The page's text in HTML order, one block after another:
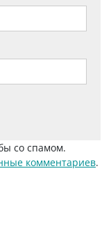
со спамом.
комментариев.